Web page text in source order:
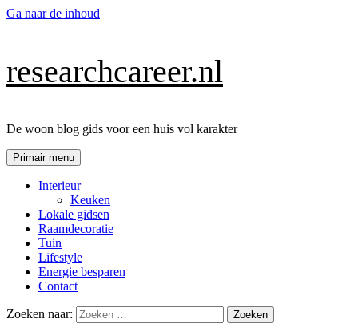
Ga naar de inhoud
researchcareer.nl
De woon blog gids voor een huis vol karakter
Primair menu
Interieur
Keuken
Lokale gidsen
Raamdecoratie
Tuin
Lifestyle
Energie besparen
Contact
Zoeken naar: